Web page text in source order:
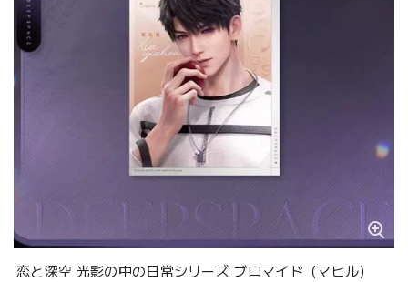
恋と深空 光影の中の日常シリーズ ブロマイド（マヒル）